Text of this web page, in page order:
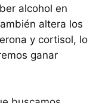
alcohol en
altera los
y cortisol, lo
ganar